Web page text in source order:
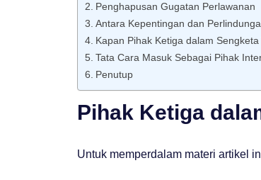
Penghapusan Gugatan Perlawanan
Antara Kepentingan dan
Kapan Pihak Ketiga dalam
Tata Cara Masuk Sebagai Pihak
Penutup
Pihak Ketiga
Untuk memperdalam materi artikel